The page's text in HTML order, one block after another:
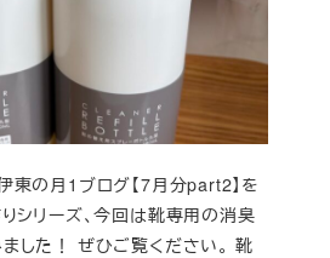
東の月1ブログ【7月分part2】を
シリーズ、今回は靴専用の消臭
した！ ぜひご覧ください。 靴